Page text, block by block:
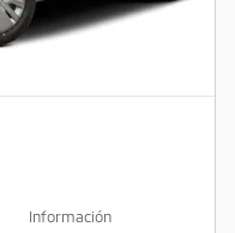
Información